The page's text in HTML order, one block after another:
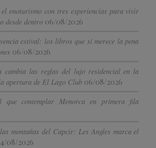
enoturismo con tres experiencias para vivir
desde dentro 06/08/2026
estival: los libros que sí merece la pena
06/08/2026
cambia las reglas del lujo residencial en la
apertura de El Lago Club 06/08/2026
que contemplar Menorca en primera fila
montañas del Capcir: Les Angles marca el
08/2026